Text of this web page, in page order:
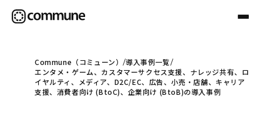
Communeについて
Commune（コミューン）
導入事例一覧
エンタメ・ゲーム、カスタマーサクセス支援、ナレッジ共有、ロ
イヤルティ、メディア、D2C/EC、広告、小売・店舗、キャリア
支援、消費者向け (BtoC)、企業向け (BtoB)の導入事例